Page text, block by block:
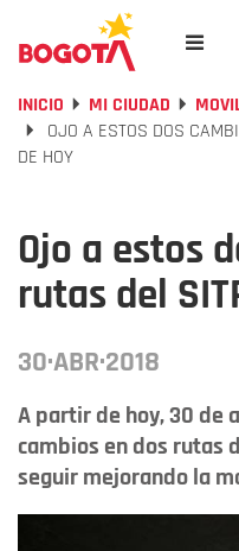
INICIO MI CIUDAD
OJO A ESTOS DOS
DE HOY
Ojo a estos
rutas del
30·ABR·2018
A partir de hoy, 30 de
cambios en dos rutas
seguir mejorando la